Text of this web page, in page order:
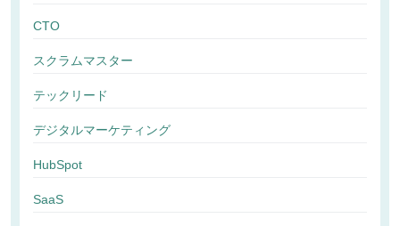
CTO
スクラムマスター
テックリード
デジタルマーケティング
HubSpot
SaaS